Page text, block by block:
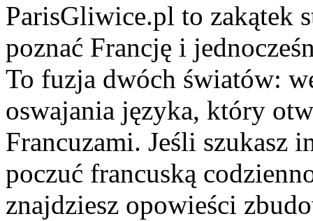
ParisGliwice.pl to zakątek
poznać Francję i
To fuzja dwóch światów:
oswajania języka, który
Francuzami. Jeśli szukasz
poczuć francuską
znajdziesz opowieści